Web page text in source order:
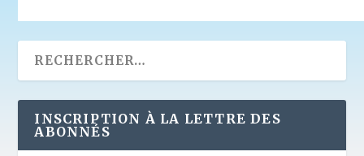
INSCRIPTION À LA LETTRE DES
ABONNÉS